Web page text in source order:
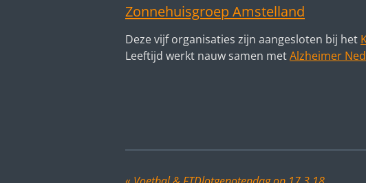
Zonnehuisgroep Amstelland
Deze vijf organisaties zijn aangesloten bij het
Leeftijd werkt nauw samen metAlzheimer